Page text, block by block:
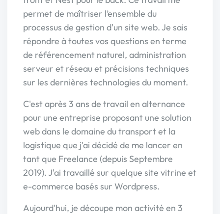
permet de maîtriser l’ensemble du
processus de gestion d'un site web. Je sais
répondre à toutes vos questions en terme
de référencement naturel, administration
serveur et réseau et précisions techniques
sur les dernières technologies du moment.
C'est après 3 ans de travail en alternance
pour une entreprise proposant une solution
web dans le domaine du transport et la
logistique que j'ai décidé de me lancer en
tant que Freelance (depuis Septembre
2019). J'ai travaillé sur quelque site vitrine et
e-commerce basés sur Wordpress.
Aujourd'hui, je découpe mon activité en 3